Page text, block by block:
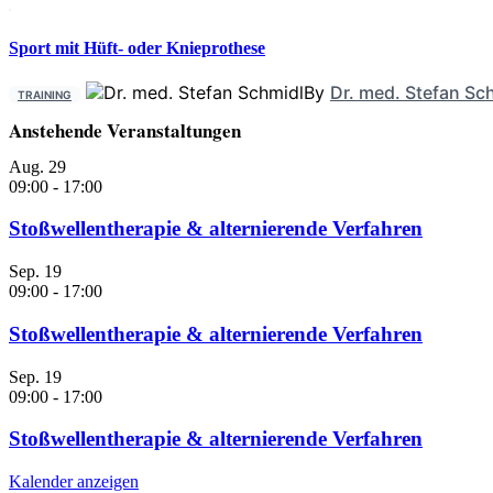
Sport mit Hüft- oder Knieprothese
TRAINING By Dr. med. Stefan
Anstehende Veranstaltungen
Aug. 29
09:00 - 17:00
Stoßwellentherapie & alternierende Verfahren
Sep. 19
09:00 - 17:00
Stoßwellentherapie & alternierende Verfahren
Sep. 19
09:00 - 17:00
Stoßwellentherapie & alternierende Verfahren
Kalender anzeigen